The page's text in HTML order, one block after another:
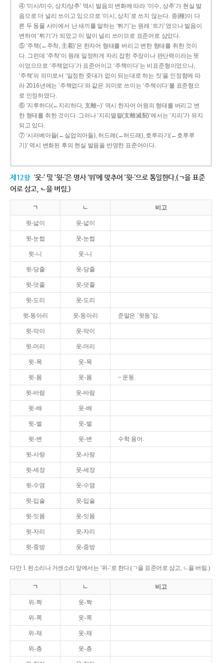
④ ‘미시/미수, 상치/상추’ 역시 발음의 변화에 따라 ‘미수, 상추’가 현실 발
음으로 더 널리 쓰이고 있으므로 ‘미시, 상치’로 쓰지 않는다. 종(種)이 다
른 두 동물 사이에서 난 새끼를 말하는 ‘튀기’는 원래 ‘트기’였으나 발음이
변하여 ‘튀기’가 되었고 이 말이 널리 쓰이므로 표준어로 삼았다.
⑤ ‘주책(←주착, 主着)’은 한자어 형태를 버리고 변한 형태를 취한 것이
다. 그런데 ‘주착’이 원래 일정하게 자리 잡힌 주장이나 판단력이라는 뜻
이었으므로 ‘주책없다’가 표준어이고 ‘주책이다’는 비표준형이었으나,
‘주책’의 의미로서 ‘일정한 줏대가 없이 되는대로 하는 짓’을 인정함에 따
라 2016년에는 ‘주책없다’와 같은 의미로 쓰이는 ‘주책이다’를 표준형으
로 인정하였다.
⑥ ‘지루하다(←지리하다, 支離--)’ 역시 한자어 어원의 형태를 버리고 변
한 형태를 취한 것이다. 그러나 ‘지리멸렬(支離滅裂)’에서는 ‘지리’가 유지
되고 있다.
⑦ ‘시러베아들(←실업의아들), 허드레(←허드래), 호루라기(←호루루
기)’ 역시 변화된 후의 현실 발음을 반영한 표준어이다.
제12항 ‘웃-’ 및 ‘윗-’은 명사 ‘위’에 맞추어 ‘윗-’으로 통일한다.(ㄱ을 표준
어로 삼고, ㄴ을 버림.)
ㄱ ㄴ 비고
윗-넓이 웃-넓이
윗-눈썹 웃-눈썹
윗-니 웃-니
윗-당줄 웃-당줄
윗-덧줄 웃-덧줄
윗-도리 웃-도리
윗-동아리 웃-동아리 준말은 ‘윗동’임.
윗-막이 웃-막이
윗-머리 웃-머리
윗-목 웃-목
윗-몸 웃-몸 ~ 운동.
윗-바람 웃-바람
윗-배 웃-배
윗-벌 웃-벌
윗-변 웃-변 수학 용어.
윗-사랑 웃-사랑
윗-세장 웃-세장
윗-수염 웃-수염
윗-입술 웃-입술
윗-잇몸 웃-잇몸
윗-자리 웃-자리
윗-중방 웃-중방
다만 1. 된소리나 거센소리 앞에서는 ‘위-’로 한다.(ㄱ을 표준어로 삼고, ㄴ을 버림.)
ㄱ ㄴ 비고
위-짝 웃-짝
위-쪽 웃-쪽
위-채 웃-채
위-층 웃-층